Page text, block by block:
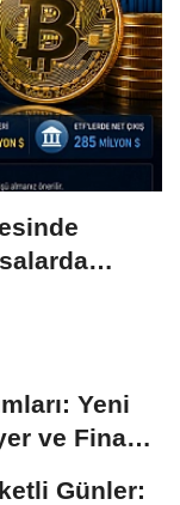
Yeni
ve Finans
Günler: